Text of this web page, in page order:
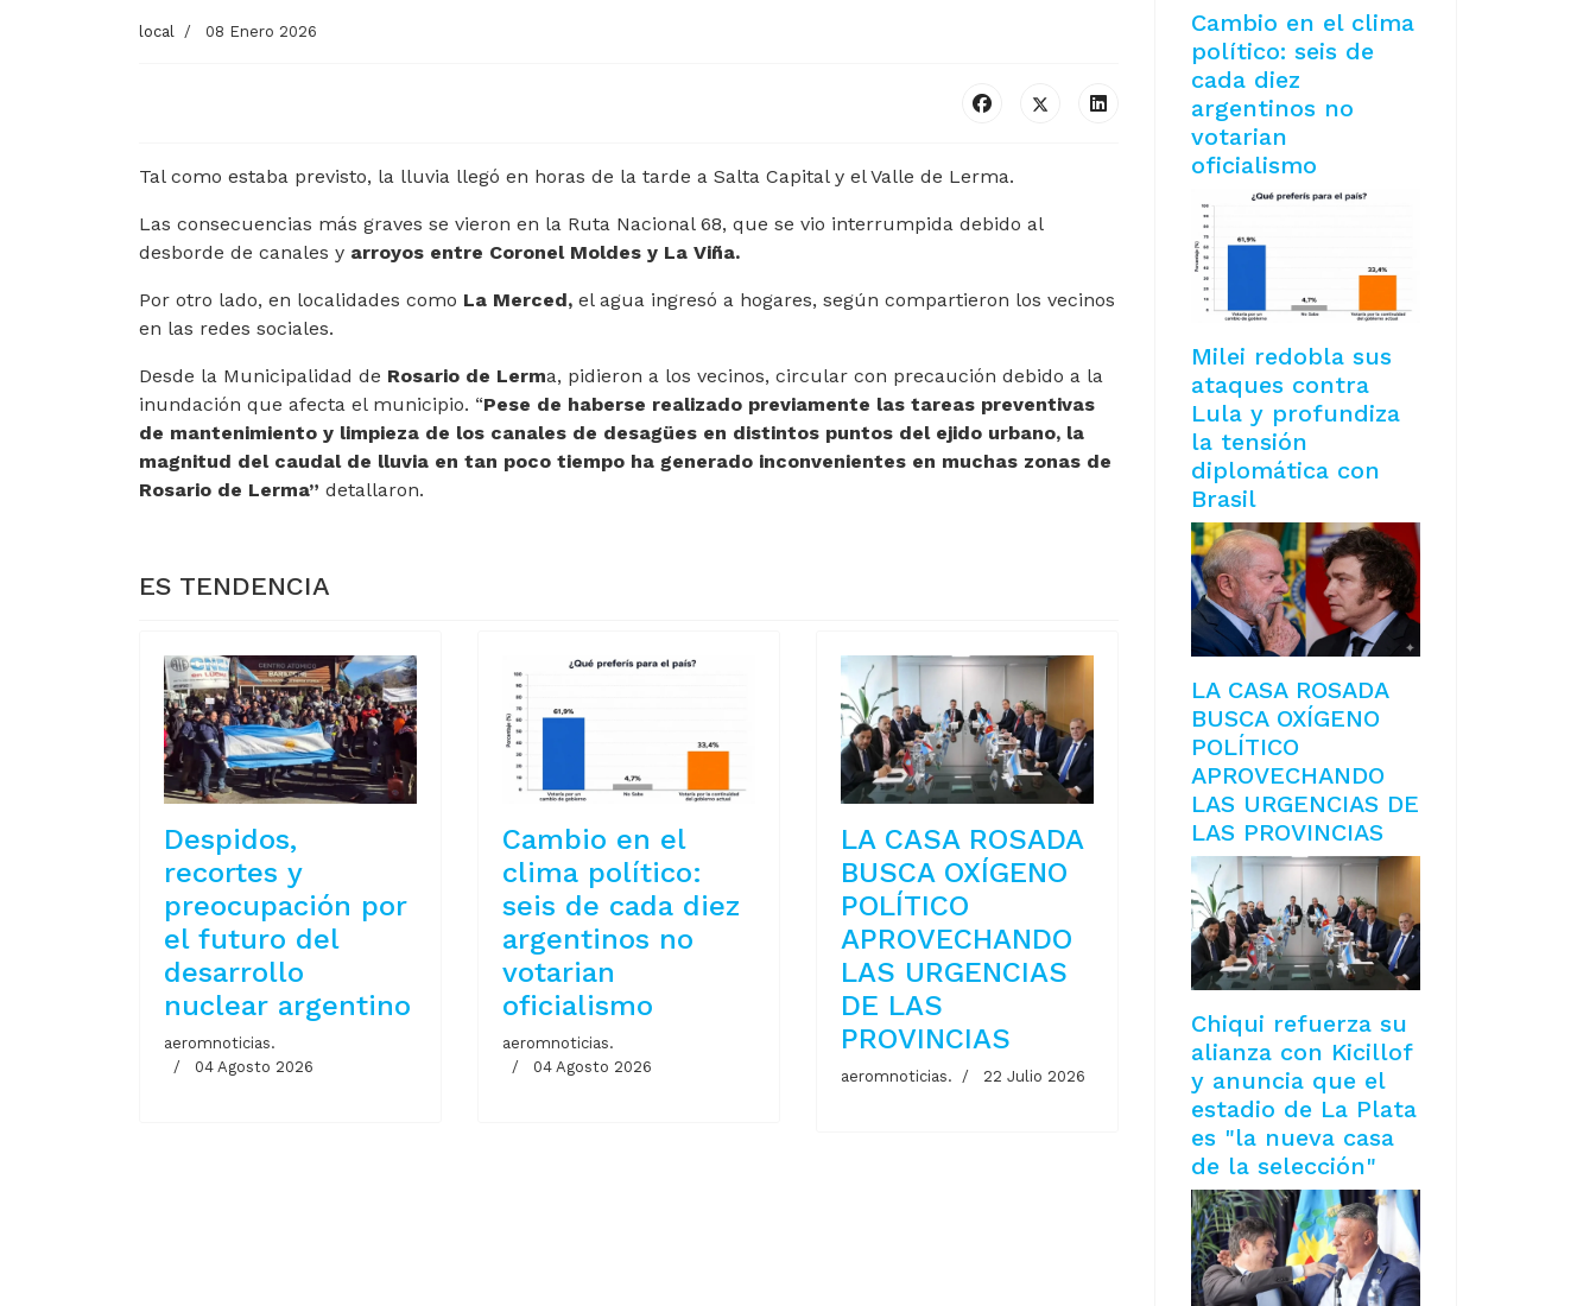
local 08 Enero 2026
Tal como estaba previsto, la lluvia llegó en horas de la tarde a Salta Capital y el Valle de Lerma.
Las consecuencias más graves se vieron en la Ruta Nacional 68, que se vio interrumpida debido al
desborde de canales y arroyos entre Coronel Moldes y La Viña.
Por otro lado, en localidades como La Merced, el agua ingresó a hogares, según compartieron los vecinos
en las redes sociales.
Desde la Municipalidad de Rosario de Lerma, pidieron a los vecinos, circular con precaución debido a la
inundación que afecta el municipio. “Pese de haberse realizado previamente las tareas preventivas
de mantenimiento y limpieza de los canales de desagües en distintos puntos del ejido urbano, la
magnitud del caudal de lluvia en tan poco tiempo ha generado inconvenientes en muchas zonas de
Rosario de Lerma” detallaron.
ES TENDENCIA
Despidos,
recortes y
preocupación por
el futuro del
desarrollo
nuclear argentino
aeromnoticias.
04 Agosto 2026
Cambio en el
clima político:
seis de cada diez
argentinos no
votarian
oficialismo
aeromnoticias.
04 Agosto 2026
LA CASA ROSADA
BUSCA OXÍGENO
POLÍTICO
APROVECHANDO
LAS URGENCIAS
DE LAS
PROVINCIAS
aeromnoticias. 22 Julio 2026
Cambio en el clima
político: seis de
cada diez
argentinos no
votarian
oficialismo
Milei redobla sus
ataques contra
Lula y profundiza
la tensión
diplomática con
Brasil
LA CASA ROSADA
BUSCA OXÍGENO
POLÍTICO
APROVECHANDO
LAS URGENCIAS DE
LAS PROVINCIAS
Chiqui refuerza su
alianza con Kicillof
y anuncia que el
estadio de La Plata
es "la nueva casa
de la selección"